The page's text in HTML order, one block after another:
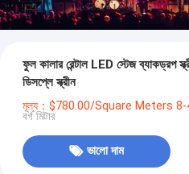
ফুল কালার রেন্টাল LED স্টেজ
ডিসপ্লে স্ক্রীন
মূল্য：$780.00/Square Meters
বর্গ মিটার
ভালো দাম